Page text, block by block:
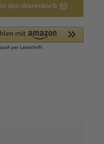
In den Warenkorb